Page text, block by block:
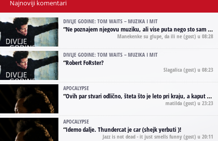
Najnoviji komentari
DIVLJE GODINE: TOM WAITS – MUZIKA I MIT
“Ne poznajem njegovu muziku, ali vise puta nego sto sam to zazeleo gledao sam njegove umjetnicke slike na raznim stranama interneta. Te stoga zakljucujem da je Tom Waits Lady Gaga muzike namrstenih, ma
Manekenke su glupe, da ili ne (gost) u 08:28
DIVLJE GODINE: TOM WAITS – MUZIKA I MIT
“Robert FoRster?
Slagalica (gost) u 08:23
APOCALYPSE
“Ovih par stvari odlično, šteta što je leto pri kraju, a kaput koji te vervoatno podseća na pirotski ćilim je iz tradicije Navaho indijanaca ;)
matilda (gost) u 23:23
APOCALYPSE
“Idemo dalje. Thundercat je car (shejk yerbuti )!
Jazz is not dead - it just smells funny (gost) u 20:11